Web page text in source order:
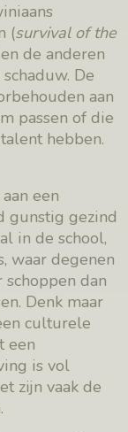
(survival of the
de anderen
De
aan
passen of die
hebben.
een
gunstig gezind
in de school,
waar degenen
dan
Denk maar
culturele
een
is vol
zijn vaak de